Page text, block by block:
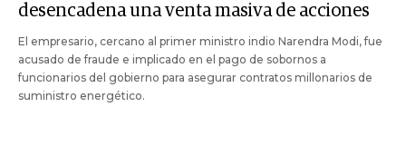
desencadena una venta masiva de acciones
El empresario, cercano al primer ministro indio Narendra Modi, fue
acusado de fraude e implicado en el pago de sobornos a
funcionarios del gobierno para asegurar contratos millonarios de
suministro energético.